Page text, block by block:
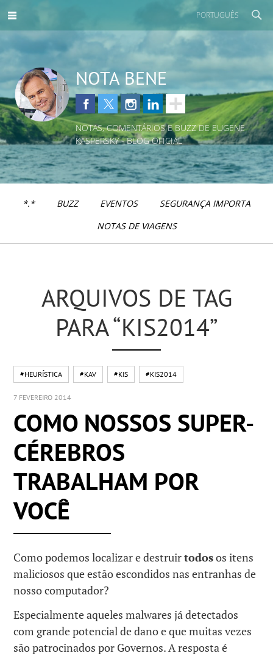
PORTUGUÊS
NOTA BENE
NOTAS, COMENTÁRIOS E BUZZ DE EUGENE
KASPERSKY - BLOG OFICIAL
*.* BUZZ EVENTOS
SEGURANÇA IMPORTA
NOTAS DE VIAGENS
ARQUIVOS DE TAG
PARA “KIS2014”
#HEURÍSTICA #KAV #KIS #KIS2014
7 FEVEREIRO 2014
COMO NOSSOS SUPER-
CÉREBROS
TRABALHAM POR
VOCÊ
Como podemos localizar e destruirtodosos itens
maliciosos que estão escondidos nas entranhas de
nosso computador?
Especialmente aqueles malwares já detectados
com grande potencial de dano e que muitas vezes
são patrocinados por Governos. A resposta é